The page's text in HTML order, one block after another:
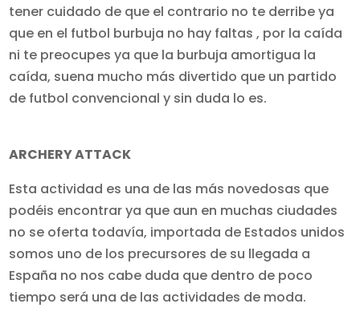
tener cuidado de que el contrario no te derribe ya
que en el futbol burbuja no hay faltas , por la caída
ni te preocupes ya que la burbuja amortigua la
caída, suena mucho más divertido que un partido
de futbol convencional y sin duda lo es.
ARCHERY ATTACK
Esta actividad es una de las más novedosas que
podéis encontrar ya que aun en muchas ciudades
no se oferta todavía, importada de Estados unidos
somos uno de los precursores de su llegada a
España no nos cabe duda que dentro de poco
tiempo será una de las actividades de moda.